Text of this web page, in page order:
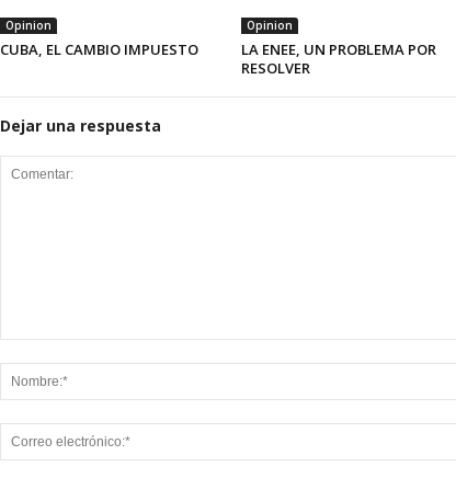
Opinion
CUBA, EL CAMBIO IMPUESTO
Opinion
LA ENEE, UN PROBLEMA POR
RESOLVER
Dejar una respuesta